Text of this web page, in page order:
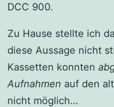
DCC 900.
Zu Hause stellte ich
diese Aussage nicht
Kassetten konnten
Aufnahmen auf den
nicht möglich…